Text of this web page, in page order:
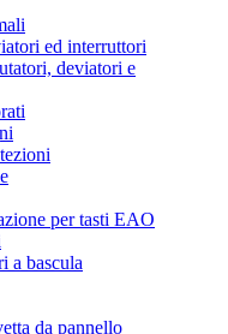
ed interruttori
deviatori e
per tasti EAO
a bascula
da pannello